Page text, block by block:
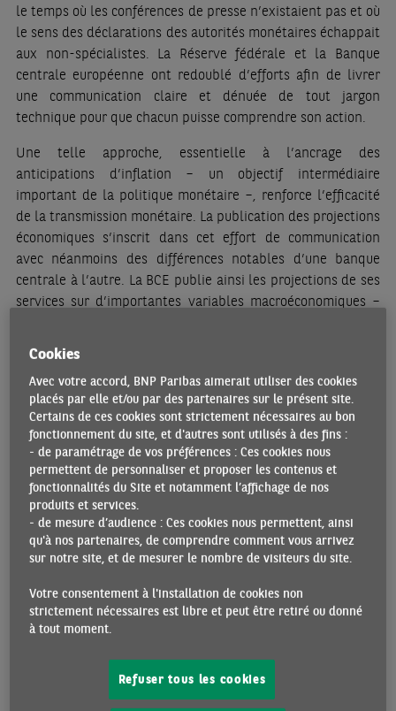
le temps où les conférences de presse n’existaient pas et où
le sens des déclarations des autorités monétaires échappait
aux non-spécialistes. La Réserve fédérale et la Banque
centrale européenne ont redoublé d’efforts afin de livrer
une communication claire et dénuée de tout jargon
technique pour que chacun puisse comprendre son action.
Une telle approche, essentielle à l’ancrage des
anticipations d’inflation – un objectif intermédiaire
important de la politique monétaire –, renforce l’efficacité
de la transmission monétaire. La publication des projections
économiques s’inscrit dans cet effort de communication
avec néanmoins des différences notables d’une banque
centrale à l’autre. La BCE publie ainsi les projections de ses
services sur d’importantes variables macroéconomiques –
fédérale ne rend publiques les prévisions de ses équipes
que cinq ans plus tard
fois par an les projections des membres du FOMC – un
document intitulé « Synthèse des projections économiques
» (Summary of Economic Projections, SEP) - sur la
croissance du PIB, l’inflation, le taux de chômage et le taux
desFed funds. Ces projections sont des prévisions «
conditionnelles »puisqu’elles se fondent sur des
hypothèses de trajectoire de la politique monétaire
La Réserve fédérale fait partie des quelques banques
centrales qui publient leurs projections de taux d’intérêt.
Ces projections peuvent être très utiles lorsque
l’environnement connaît une évolution rapide, comme ce
fut le cas au cours des deux dernières années avec la
les banques centrales à prendre des mesures énergiques.
Dans un tel contexte, les projections de taux d’intérêt
Cookies
Avec votre accord, BNP Paribas aimerait utiliser des cookies
placés par elle et/ou par des partenaires sur le présent site.
Certains de ces cookies sont strictement nécessaires au bon
fonctionnement du site, et d'autres sont utilisés à des fins :
- de paramétrage de vos préférences : Ces cookies nous
permettent de personnaliser et proposer les contenus et
fonctionnalités du Site et notamment l’affichage de nos
produits et services.
- de mesure d’audience : Ces cookies nous permettent, ainsi
qu'à nos partenaires, de comprendre comment vous arrivez
sur notre site, et de mesurer le nombre de visiteurs du site.
Votre consentement à l'installation de cookies non
strictement nécessaires est libre et peut être retiré ou donné
à tout moment.
Refuser tous les cookies